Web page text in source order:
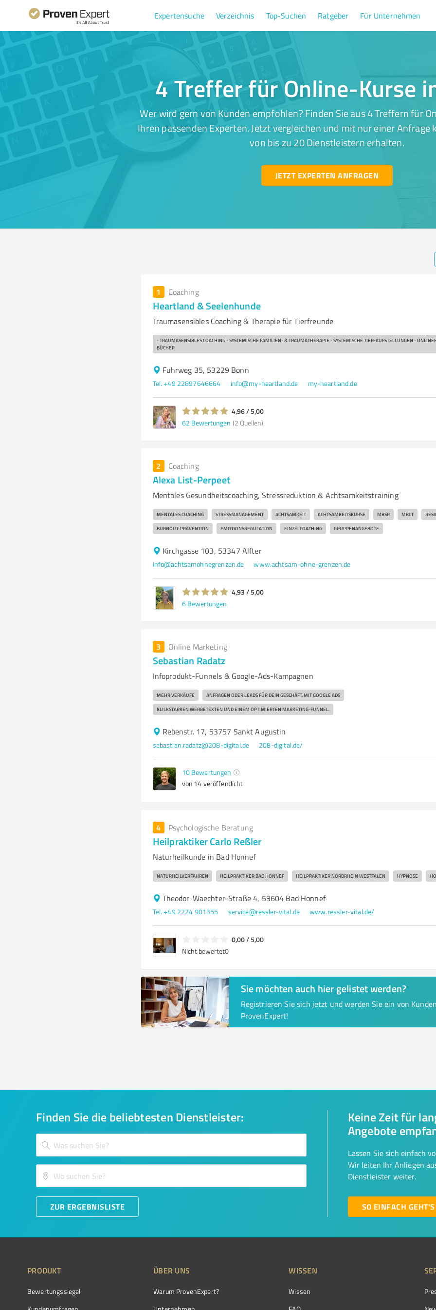
Expertensuche Verzeichnis Top-Suchen Ratgeber Für Unternehmen
4 Treffer für Online-Kurse
Wer wird gern von Kunden empfohlen? Finden Sie aus 4 Treffern für
Ihren passenden Experten. Jetzt vergleichen und mit nur einer Anfrage
von bis zu 20 Dienstleistern erhalten.
JETZT EXPERTEN ANFRAGEN
1 Coaching
Heartland & Seelenhunde
Traumasensibles Coaching & Therapie für Tierfreunde
- TRAUMASENSIBLES COACHING - SYSTEMISCHE FAMILIEN- & TRAUMATHERAPIE - SYSTEMISCHE TIER-AUFSTELLUNGEN -
BÜCHER
Fuhrweg 35, 53229 Bonn
Tel. +49 22897646664 info@my-heartland.de my-heartland.de
4,96 / 5,00
62 Bewertungen (2 Quellen)
2 Coaching
Alexa List-Perpeet
Mentales Gesundheitscoaching, Stressreduktion & Achtsamkeitstraining
MENTALES COACHING STRESSMANAGEMENT ACHTSAMKEIT ACHTSAMKEITSKURSE MBSR MBCT
BURNOUT-PRÄVENTION EMOTIONSREGULATION EINZELCOACHING GRUPPENANGEBOTE
Kirchgasse 103, 53347 Alfter
Info@achtsamohnegrenzen.de www.achtsam-ohne-grenzen.de
4,93 / 5,00
6 Bewertungen
3 Online Marketing
Sebastian Radatz
Infoprodukt-Funnels & Google-Ads-Kampagnen
MEHR VERKÄUFE ANFRAGEN ODER LEADS FÜR DEIN GESCHÄFT. MIT GOOGLE ADS
KLICKSTARKEN WERBETEXTEN UND EINEM OPTIMIERTEN MARKETING-FUNNEL.
Rebenstr. 17, 53757 Sankt Augustin
sebastian.radatz@208-digital.de 208-digital.de/
10 Bewertungen
von 14 veröffentlicht
4 Psychologische Beratung
Heilpraktiker Carlo Reßler
Naturheilkunde in Bad Honnef
NATURHEILVERFAHREN HEILPRAKTIKER BAD HONNEF HEILPRAKTIKER NORDRHEIN WESTFALEN HYPNOSE
Theodor-Waechter-Straße 4, 53604 Bad Honnef
Tel. +49 2224 901355 service@ressler-vital.de www.ressler-vital.de/
0,00 / 5,00
Nicht bewertet0
Sie möchten auch hier gelistet werden?
Registrieren Sie sich jetzt und werden Sie ein von
ProvenExpert!
Finden Sie die beliebtesten Dienstleister:
ZUR ERGEBNISLISTE
Keine Zeit für
Angebote
Lassen Sie sich einfach
Wir leiten Ihr Anliegen
Dienstleister weiter.
SO EINFACH GEHT'S
PRODUKT
Bewertungssiegel
ÜBER UNS
Warum ProvenExpert?
WISSEN
Wissen